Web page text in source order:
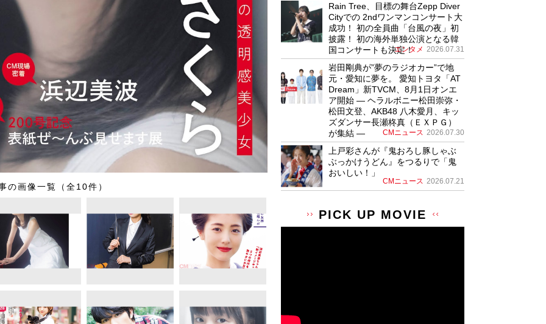
の画像一覧（全10件）
Rain Tree、目標の舞台Zepp Diver
Cityでの 2ndワンマンコンサート大
成功！ 初の全員曲「台風の夜」初
披露！ 初の海外単独公演となる韓
国コンサートも決定！
エンタメ 2026.07.31
岩田剛典が”夢のラジオカー”で地
元・愛知に夢を。 愛知トヨタ「AT
Dream」新TVCM、8月1日オンエ
ア開始 ― ヘラルボニー松田崇弥・
松田文登、AKB48 八木愛月、キッ
ズダンサー長瀬柊真（ＥＸＰＧ）
が集結 ―
CMニュース 2026.07.30
上戸彩さんが『鬼おろし豚しゃぶ
ぶっかけうどん』をつるりで「鬼
おいしい！」
CMニュース 2026.07.21
PICK UP MOVIE